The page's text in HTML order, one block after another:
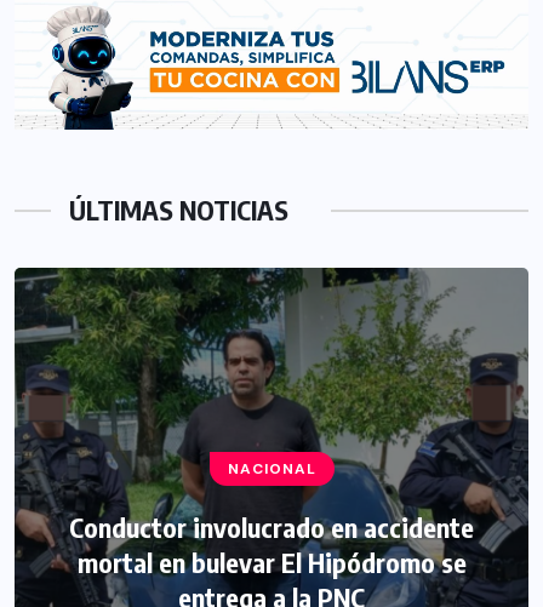
ÚLTIMAS NOTICIAS
NACIONAL
Conductor involucrado en accidente
mortal en bulevar El Hipódromo se
entrega a la PNC